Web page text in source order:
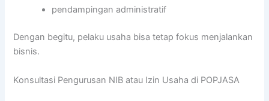
pendampingan administratif
Dengan begitu, pelaku usaha bisa tetap fokus menjalankan
bisnis.
Konsultasi Pengurusan NIB atau Izin Usaha di POPJASA